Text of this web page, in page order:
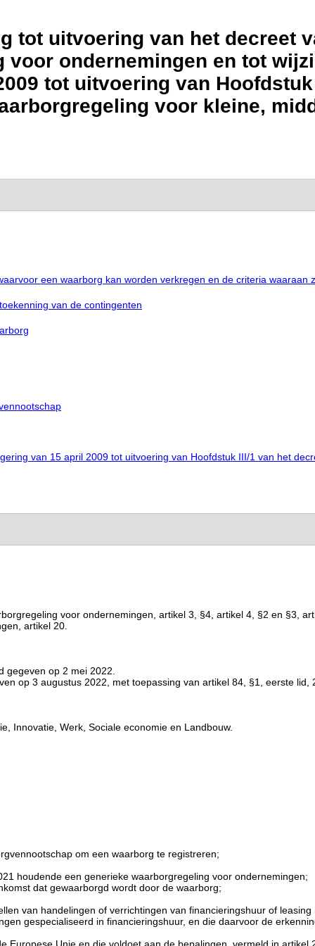
tot uitvoering van het decreet
voor ondernemingen en tot
tot uitvoering van
voor kleine,
een waarborg kan worden verkregen en de criteria waaraan
van de contingenten
van 15 april 2009 tot uitvoering van Hoofdstuk III/1 van het
voor ondernemingen, artikel 3, §4, artikel 4, §2 en §3,
artikel 20.
gegeven op 2 mei 2022.
op 3 augustus 2022, met toepassing van artikel 84, §1, eerste
Innovatie, Werk, Sociale economie en Landbouw.
om een waarborg te registreren;
houdende een generieke waarborgregeling voor ondernemingen;
dat gewaarborgd wordt door de waarborg;
van handelingen of verrichtingen van financieringshuur of
gespecialiseerd in financieringshuur, en die daarvoor de